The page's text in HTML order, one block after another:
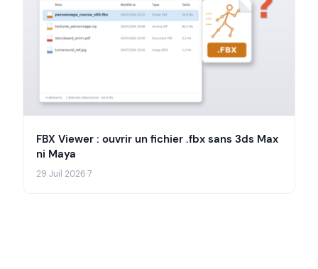
FBX Viewer : ouvrir un fichier .fbx sans 3ds Max
ni Maya
29 Juil 2026·7